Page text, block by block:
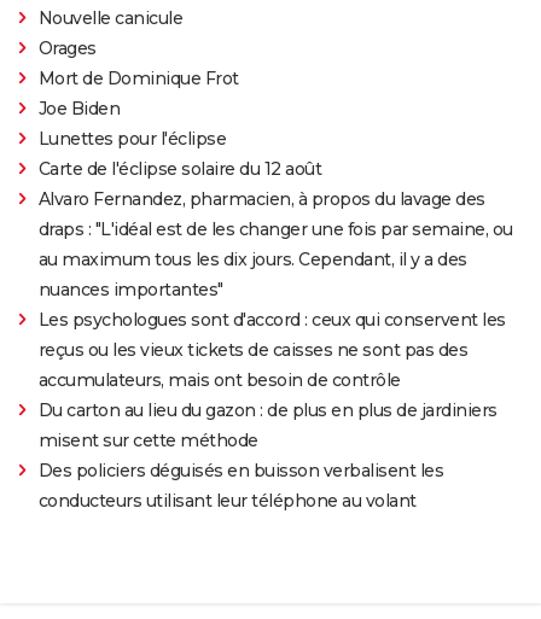
Nouvelle canicule
Orages
Mort de Dominique Frot
Joe Biden
Lunettes pour l'éclipse
Carte de l'éclipse solaire du 12 août
Alvaro Fernandez, pharmacien, à propos du lavage des
draps : "L'idéal est de les changer une fois par semaine, ou
au maximum tous les dix jours. Cependant, il y a des
nuances importantes"
Les psychologues sont d'accord : ceux qui conservent les
reçus ou les vieux tickets de caisses ne sont pas des
accumulateurs, mais ont besoin de contrôle
Du carton au lieu du gazon : de plus en plus de jardiniers
misent sur cette méthode
Des policiers déguisés en buisson verbalisent les
conducteurs utilisant leur téléphone au volant